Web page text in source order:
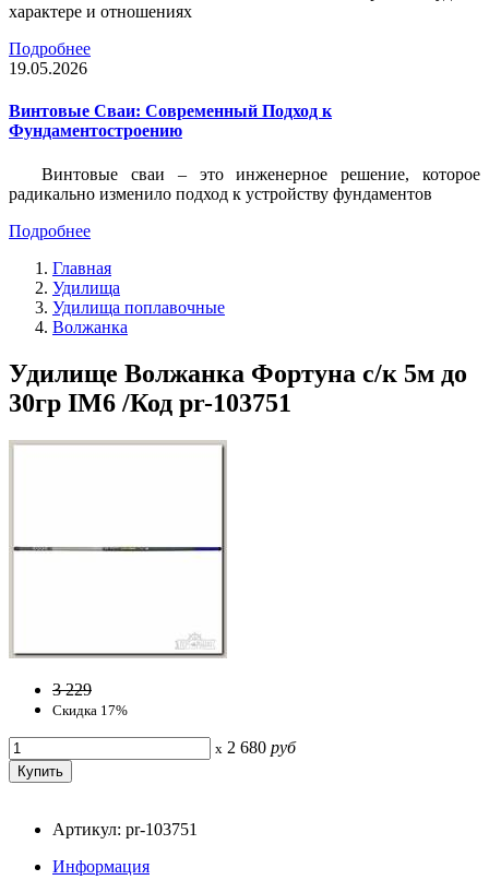
характере и отношениях
Подробнее
19.05.2026
Винтовые Сваи: Современный Подход к
Фундаментостроению
Винтовые сваи – это инженерное решение, которое
радикально изменило подход к устройству фундаментов
Подробнее
Главная
Удилища
Удилища поплавочные
Волжанка
Удилище Волжанка Фортуна с/к 5м до
30гр IM6 /Код pr-103751
3 229
Скидка 17%
x 2 680 руб
Артикул: pr-103751
Информация